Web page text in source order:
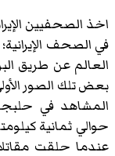
اخذ الصحفيين
في الصحف
العالم عن طريق
بعض تلك الصور
المشاهد في
حوالي ثمانية